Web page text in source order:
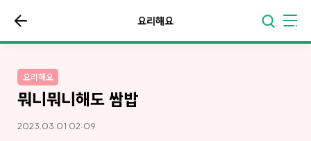
요리해요
요리해요
뭐니뭐니해도 쌈밥
2023.03.01 02:09